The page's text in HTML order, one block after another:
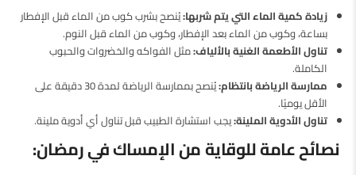
زيادة كمية الماء التي يتم شربها:يُنصح بشرب كوب من الماء قبل الإفطار
بساعة، وكوب من الماء بعد الإفطار، وكوب من الماء قبل النوم.
تناول الأطعمة الغنية بالألياف:مثل الفواكه والخضروات والحبوب
الكاملة.
ممارسة الرياضة بانتظام:
يُنصح بممارسة الرياضة لمدة 30 دقيقة على
الأقل يوميًا.
تناول الأدوية الملينة:يجب استشارة الطبيب قبل تناول أي أدوية ملينة.
نصائح عامة للوقاية من الإمساك في رمضان: